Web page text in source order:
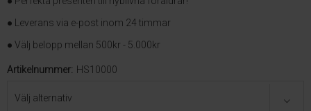
● Leverans via e-post inom 24 timmar
● Välj belopp mellan 500kr - 5.000kr
Artikelnummer: HS10000